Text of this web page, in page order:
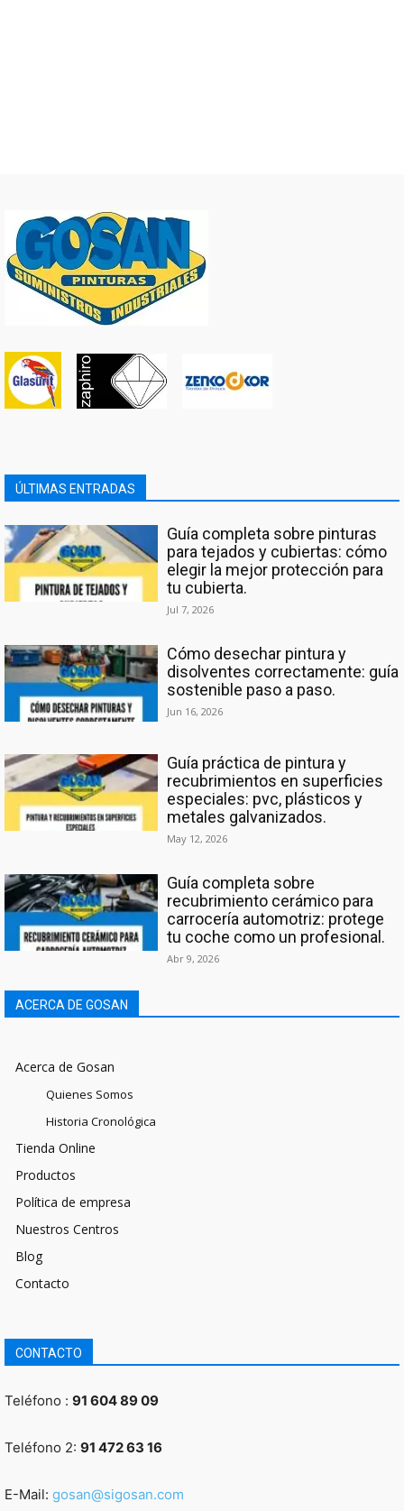
ÚLTIMAS ENTRADAS
Guía completa sobre pinturas
para tejados y cubiertas: cómo
elegir la mejor protección para
tu cubierta.
Jul 7, 2026
Cómo desechar pintura y
disolventes correctamente: guía
sostenible paso a paso.
Jun 16, 2026
Guía práctica de pintura y
recubrimientos en superficies
especiales: pvc, plásticos y
metales galvanizados.
May 12, 2026
Guía completa sobre
recubrimiento cerámico para
carrocería automotriz: protege
tu coche como un profesional.
Abr 9, 2026
ACERCA DE GOSAN
Acerca de Gosan
Quienes Somos
Historia Cronológica
Tienda Online
Productos
Política de empresa
Nuestros Centros
Blog
Contacto
CONTACTO
Teléfono : 91 604 89 09
Teléfono 2: 91 472 63 16
E-Mail: gosan@sigosan.com